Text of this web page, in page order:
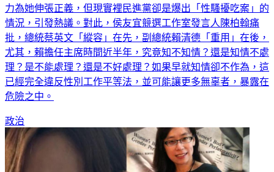
力為她伸張正義，但現實裡民進黨卻是爆出「性騷擾吃案」的
情況，引發熱議。對此，侯友宜競選工作室發言人陳柏翰痛
批，總統蔡英文「縱容」在先，副總統賴清德「重用」在後，
尤其，賴擔任主席時間近半年，究竟知不知情？還是知情不處
理？是不能處理？還是不好處理？如果早就知情卻不作為，這
已經完全違反性別工作平等法，並可能讓更多無辜者，暴露在
危險之中。
政治